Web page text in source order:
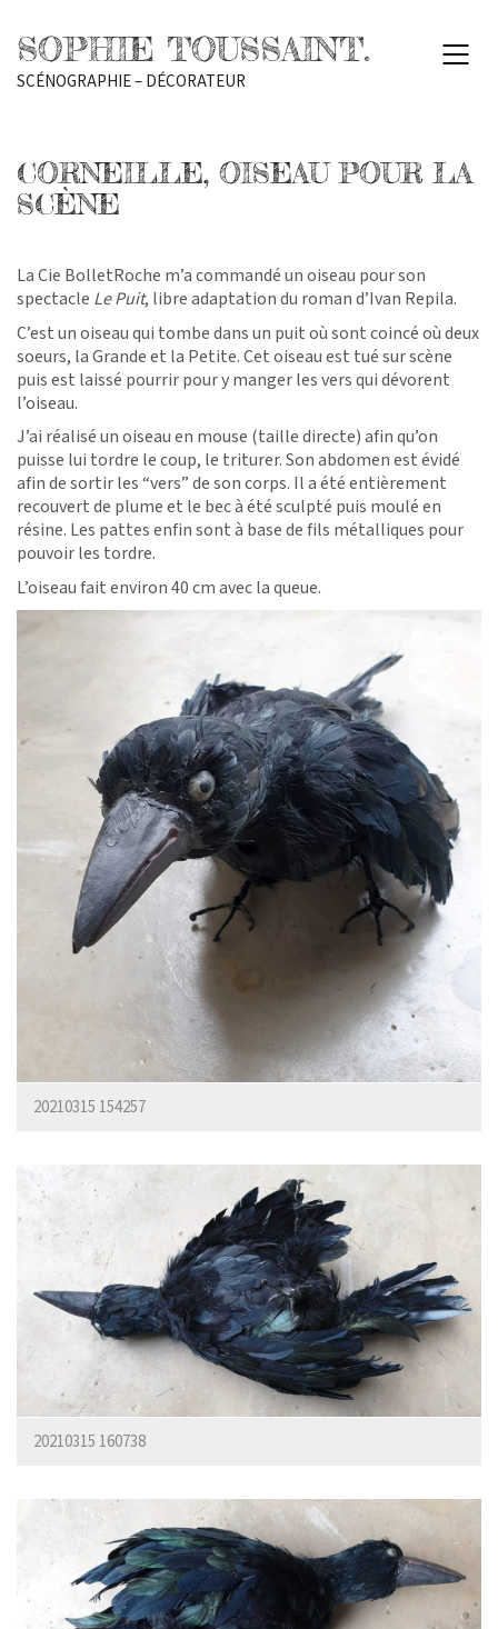
SOPHIE TOUSSAINT.
SCÉNOGRAPHIE – DÉCORATEUR
CORNEILLE, OISEAU POUR LA
SCÈNE
La Cie BolletRoche m’a commandé un oiseau pour son
spectacle Le Puit, libre adaptation du roman d’Ivan Repila.
C’est un oiseau qui tombe dans un puit où sont coincé où deux
soeurs, la Grande et la Petite. Cet oiseau est tué sur scène
puis est laissé pourrir pour y manger les vers qui dévorent
l’oiseau.
J’ai réalisé un oiseau en mouse (taille directe) afin qu’on
puisse lui tordre le coup, le triturer. Son abdomen est évidé
afin de sortir les “vers” de son corps. Il a été entièrement
recouvert de plume et le bec à été sculpté puis moulé en
résine. Les pattes enfin sont à base de fils métalliques pour
pouvoir les tordre.
L’oiseau fait environ 40 cm avec la queue.
20210315 154257
20210315 160738